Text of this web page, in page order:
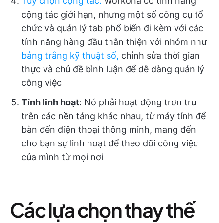
cộng tác giới hạn, nhưng một số công cụ tổ
chức và quản lý tab phổ biến đi kèm với các
tính năng hàng đầu thân thiện với nhóm như
bảng trắng kỹ thuật số, chỉnh sửa thời gian
thực và chủ đề bình luận để dễ dàng quản lý
công việc
Tính linh hoạt: Nó phải hoạt động trơn tru
trên các nền tảng khác nhau, từ máy tính để
bàn đến điện thoại thông minh, mang đến
cho bạn sự linh hoạt để theo dõi công việc
của mình từ mọi nơi
Các lựa chọn thay thế